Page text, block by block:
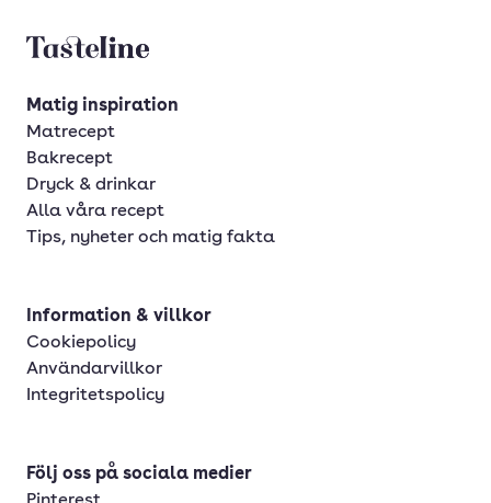
Tasteline startsida
Matig inspiration
Matrecept
Bakrecept
Dryck & drinkar
Alla våra recept
Tips, nyheter och matig fakta
Information & villkor
Cookiepolicy
Användarvillkor
Integritetspolicy
Följ oss på sociala medier